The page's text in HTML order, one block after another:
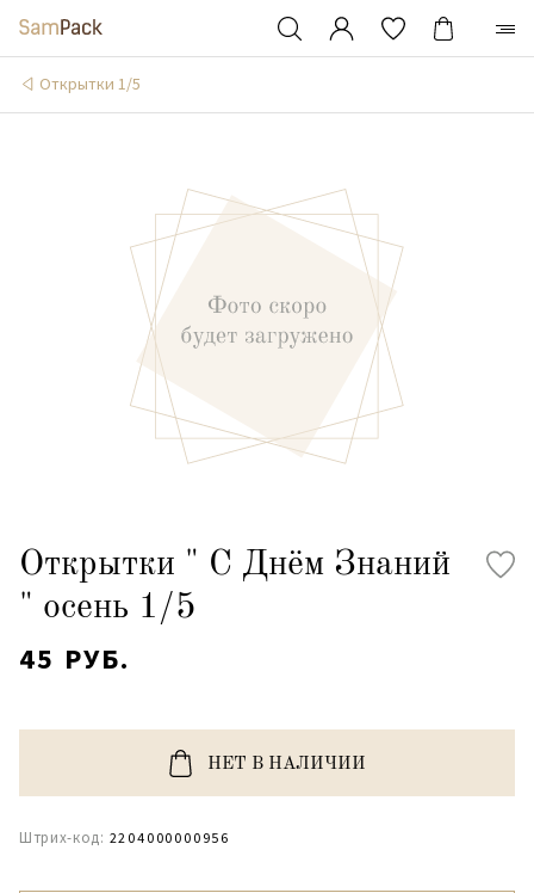
Открытки 1/5
Открытки " С Днём Знаний
" осень 1/5
45 РУБ.
НЕТ В НАЛИЧИИ
Штрих-код: 2204000000956